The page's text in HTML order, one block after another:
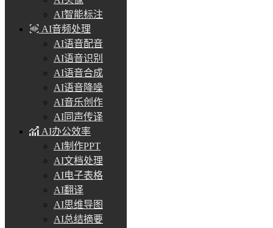
AI智能标注
AI音频处理
AI语音配音
AI语音识别
AI语音合成
AI语音降噪
AI音乐创作
AI同声传译
AI办公效率
AI制作PPT
AI文档处理
AI电子表格
AI翻译
AI思维导图
AI总结摘要